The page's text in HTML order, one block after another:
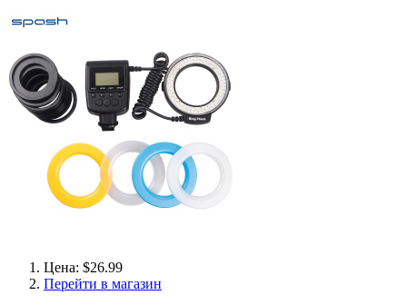
Цена: $26.99
Перейти в магазин